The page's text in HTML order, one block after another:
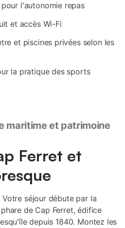
l'autonomie repas
et accès Wi-Fi
et piscines privées selon les
la pratique des sports
maritime et patrimoine
Ferret et
séjour débute par la
de Cap Ferret, édifice
depuis 1840. Montez les